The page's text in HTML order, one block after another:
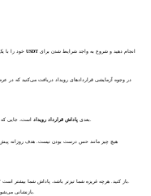
خود را با 10 USDT
بعدی پاداش قرارداد رویداد
هیچ چیز مانند حس درست بودن نیست. هدف روزانه
بازنشانی می‌شوند و به شرکت‌کنندگان فرصت کسب پاداش در طول کل کمپین را می‌دهند.